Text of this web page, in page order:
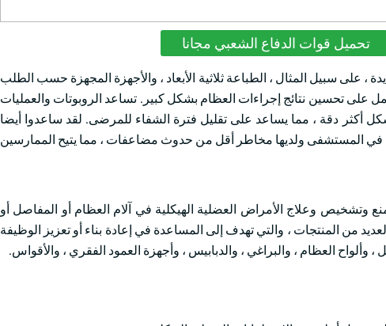
تحميل قوات الدفاع الشعبي مجانا
، على سبيل المثال ، الطباعة ثلاثية الأبعاد ، والأجهزة المجهزة حسب الطلب
على تحسين نتائج إجراءات العظام بشكل كبير. تساعد الروبوتات والعمليات
أكثر دقة ، مما يساعد على تقليل فترة الشفاء للمرضى. لقد ساعدوا أيضا
في المستشفى ولديها مخاطر أقل من حدوث مضاعفات ، مما يتيح الممارسين
وعلاج الأمراض العضلية الهيكلية في آلام العظام أو المفاصل أو
من المنتجات ، والتي تهدف إلى المساعدة في إعادة بناء أو تعزيز الوظيفة
العظام ، والبراغي ، والدبابيس ، وأجهزة العمود الفقري ، والأقواس.